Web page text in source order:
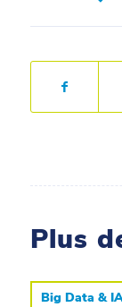
Plus
Big Data &